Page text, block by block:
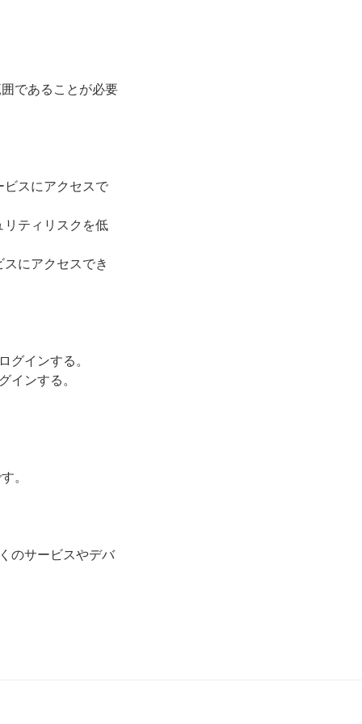
であることが必要
ビスにアクセスで
リティリスクを低
にアクセスでき
グインする。
インする。
。
のサービスやデバ